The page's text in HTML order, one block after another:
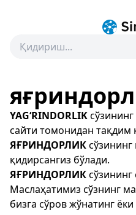
YAG‘RINDORLIK
сайти томонидан тақдим
ЯҒРИНДОРЛИК
қидирсангиз бўлади.
ЯҒРИНДОРЛИК
Маслаҳатимиз сўзнинг
бизга сўров жўнатинг